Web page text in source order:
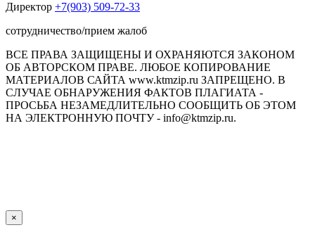
Директор +7(903) 509-72-33
сотрудничество/прием жалоб
ВСЕ ПРАВА ЗАЩИЩЕНЫ И ОХРАНЯЮТСЯ ЗАКОНОМ
ОБ АВТОРСКОМ ПРАВЕ. ЛЮБОЕ КОПИРОВАНИЕ
МАТЕРИАЛОВ САЙТА www.ktmzip.ru ЗАПРЕЩЕНО. В
СЛУЧАЕ ОБНАРУЖЕНИЯ ФАКТОВ ПЛАГИАТА -
ПРОСЬБА НЕЗАМЕДЛИТЕЛЬНО СООБЩИТЬ ОБ ЭТОМ
НА ЭЛЕКТРОННУЮ ПОЧТУ - info@ktmzip.ru.
×